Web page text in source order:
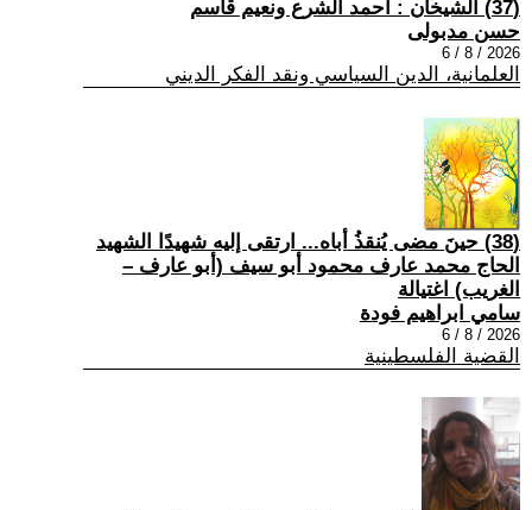
(37) الشيخان : أحمد الشرع ونعيم قاسم
حسن مدبولى
2026 / 8 / 6
العلمانية، الدين السياسي ونقد الفكر الديني
(38) حينَ مضى يُنقذُ أباه... ارتقى إليه شهيدًا الشهيد
الحاج محمد عارف محمود أبو سيف (أبو عارف –
الغريب) اغتيالة
سامي ابراهيم فودة
2026 / 8 / 6
القضية الفلسطينية